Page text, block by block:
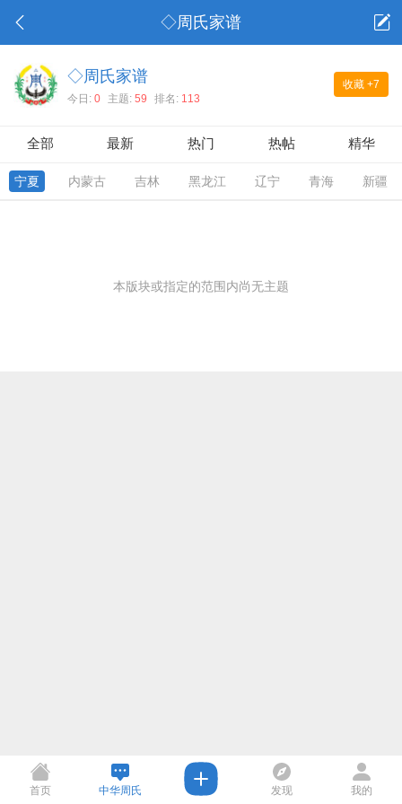
◇周氏家谱
收藏 +7
◇周氏家谱
今日: 0 主题: 59 排名: 113
全部 最新 热门 热帖 精华
宁夏 内蒙古 吉林 黑龙江 辽宁 青海 新疆
本版块或指定的范围内尚无主题
首页 中华周氏 发现 我的